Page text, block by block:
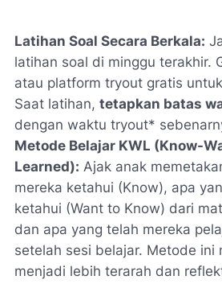
Latihan Soal Secara Berkala:
latihan soal di minggu terakhir.
atau platform tryout gratis
Saat latihan, tetapkan batas
dengan waktu tryout*
Metode Belajar KWL (Know-
Learned): Ajak anak
mereka ketahui (Know), apa
ketahui (Want to Know) dari
dan apa yang telah mereka
setelah sesi belajar. Metode ini
menjadi lebih terarah dan